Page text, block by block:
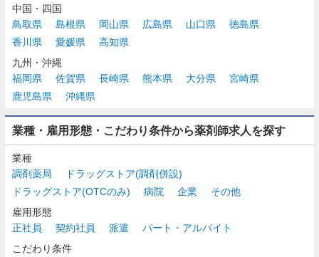
中国・四国
鳥取県
島根県 岡山県 広島県 山口県
徳島県
香川県
愛媛県
高知県
九州・沖縄
福岡県
佐賀県 長崎県 熊本県 大分県
宮崎県
鹿児島県
沖縄県
業種・雇用形態・こだわり条件から薬剤師求人を探す
業種
調剤薬局
ドラッグストア(調剤併設)
ドラッグストア(OTCのみ)
病院 企業
その他
雇用形態
正社員
契約社員 派遣
パート・アルバイト
こだわり条件